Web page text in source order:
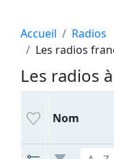
Accueil
Radios
Les radios
Les radios
Nom